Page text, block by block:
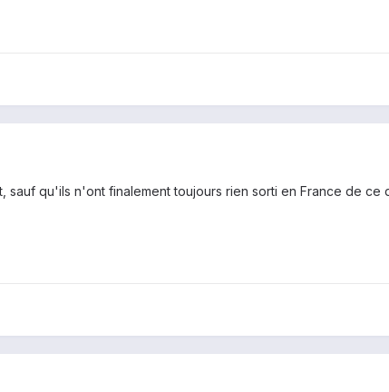
qu'ils n'ont finalement toujours rien sorti en France de ce